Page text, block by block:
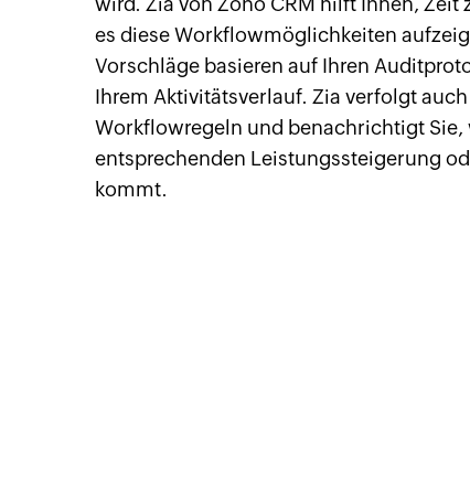
es diese Workflowmöglichkeiten
Vorschläge basieren auf Ihren
Ihrem Aktivitätsverlauf. Zia verfolgt
Workflowregeln und benachrichtigt Sie,
entsprechenden Leistungssteigerung
kommt.